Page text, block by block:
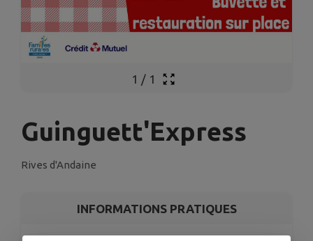
1 / 1
Guinguett'Express
Rives d'Andaine
INFORMATIONS PRATIQUES